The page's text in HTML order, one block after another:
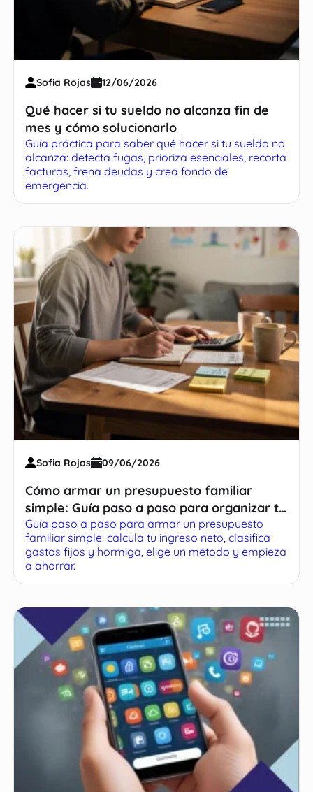
Sofia Rojas 12/06/2026
Qué hacer si tu sueldo no alcanza fin de
mes y cómo solucionarlo
Guía práctica para saber qué hacer si tu sueldo no
alcanza: detecta fugas, prioriza esenciales, recorta
facturas, frena deudas y crea fondo de
emergencia.
Sofia Rojas 09/06/2026
Cómo armar un presupuesto familiar
simple: Guía paso a paso para organizar tu
dinero
Guía paso a paso para armar un presupuesto
familiar simple: calcula tu ingreso neto, clasifica
gastos fijos y hormiga, elige un método y empieza
a ahorrar.